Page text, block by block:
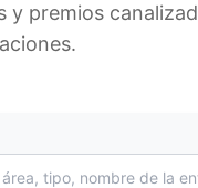
y premios